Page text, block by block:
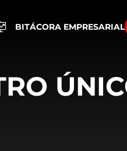
BITÁCORA EMPRESARIAL